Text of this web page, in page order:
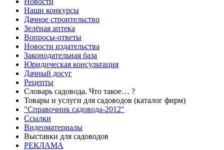
Наши конкурсы
Дачное строительство
Зелёная аптека
Вопросы-ответы
Новости издательства
Законодательная база
Юридическая консультация
Дачный досуг
Рецепты
Словарь садовода. Что такое… ?
Товары и услуги для садоводов (каталог фирм)
"Справочник садовода-2012"
Ссылки
Видеоматериалы
Выставки для садоводов
РЕКЛАМА